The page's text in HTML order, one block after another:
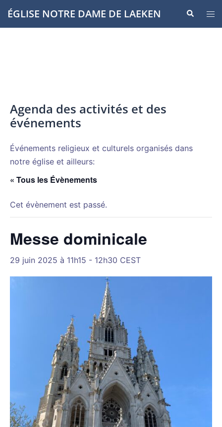
Aller
auÉGLISE NOTRE DAME DE LAEKEN
le
Agenda des activités et des
événements
Événements religieux et culturels organisés dans
notre église et ailleurs:
« Tous les Évènements
Cet évènement est passé.
Messe dominicale
29 juin 2025 à 11h15 - 12h30 CEST